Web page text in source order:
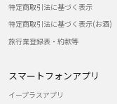
特定商取引法に基づく表示
特定商取引法に基づく表示(お酒)
旅行業登録表・約款等
スマートフォンアプリ
イープラスアプリ